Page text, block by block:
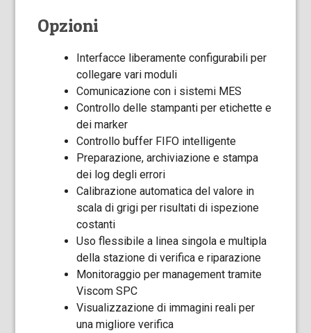
Opzioni
Interfacce liberamente configurabili per
collegare vari moduli
Comunicazione con i sistemi MES
Controllo delle stampanti per etichette e
dei marker
Controllo buffer FIFO intelligente
Preparazione, archiviazione e stampa
dei log degli errori
Calibrazione automatica del valore in
scala di grigi per risultati di ispezione
costanti
Uso flessibile a linea singola e multipla
della stazione di verifica e riparazione
Monitoraggio per management tramite
Viscom SPC
Visualizzazione di immagini reali per
una migliore verifica